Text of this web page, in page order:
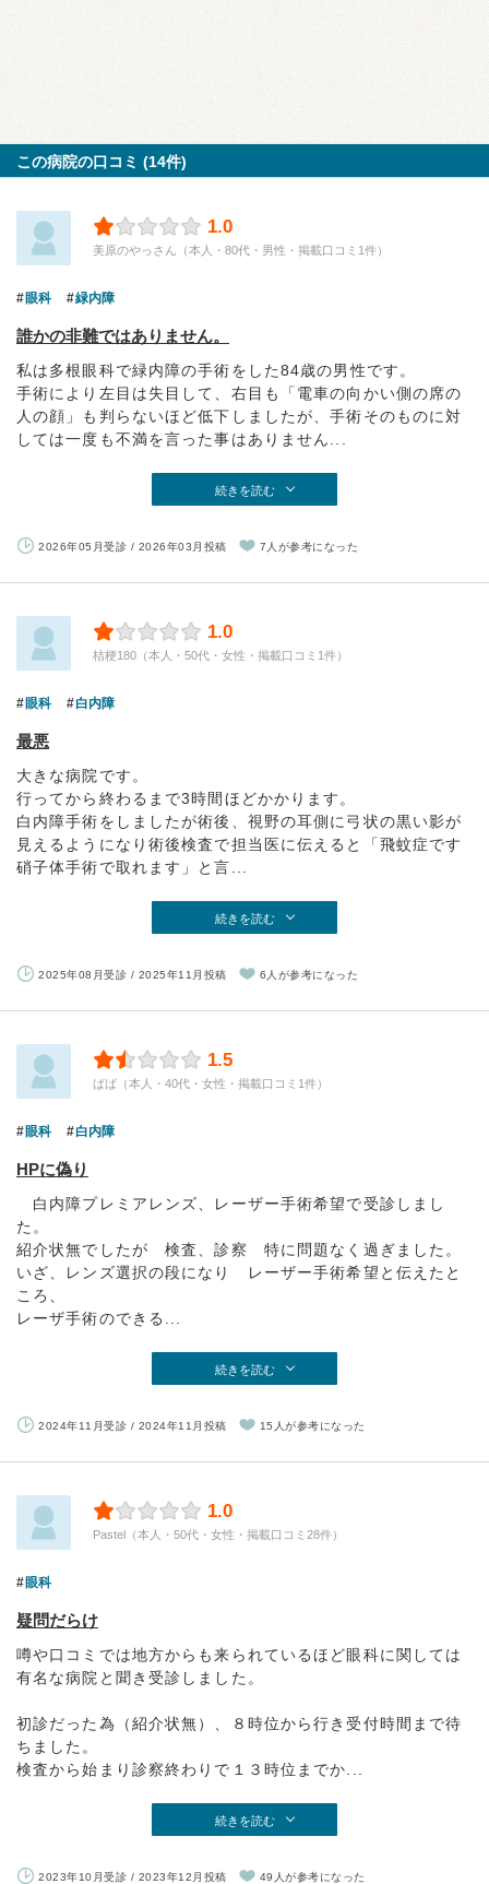
この病院の口コミ (14件)
1.0
美原のやっさん（本人・80代・男性・掲載口コミ1件）
眼科 緑内障
誰かの非難ではありません。
私は多根眼科で緑内障の手術をした84歳の男性です。
手術により左目は失目して、右目も「電車の向かい側の席の
人の顔」も判らないほど低下しましたが、手術そのものに対
しては一度も不満を言った事はありません...
続きを読む
2026年05月受診 / 2026年03月投稿 7人が参考になった
1.0
桔梗180（本人・50代・女性・掲載口コミ1件）
眼科 白内障
最悪
大きな病院です。
行ってから終わるまで3時間ほどかかります。
白内障手術をしましたが術後、視野の耳側に弓状の黒い影が
見えるようになり術後検査で担当医に伝えると「飛蚊症です
硝子体手術で取れます」と言...
続きを読む
2025年08月受診 / 2025年11月投稿 6人が参考になった
1.5
ばば（本人・40代・女性・掲載口コミ1件）
眼科 白内障
HPに偽り
白内障プレミアレンズ、レーザー手術希望で受診しまし
た。
紹介状無でしたが 検査、診察 特に問題なく過ぎました。
いざ、レンズ選択の段になり レーザー手術希望と伝えたと
ころ、
レーザ手術のできる...
続きを読む
2024年11月受診 / 2024年11月投稿 15人が参考になった
1.0
Pastel（本人・50代・女性・掲載口コミ28件）
眼科
疑問だらけ
噂や口コミでは地方からも来られているほど眼科に関しては
有名な病院と聞き受診しました。
初診だった為（紹介状無）、８時位から行き受付時間まで待
ちました。
検査から始まり診察終わりで１３時位までか...
続きを読む
2023年10月受診 / 2023年12月投稿 49人が参考になった